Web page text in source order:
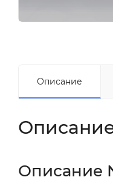
Описание
Описание